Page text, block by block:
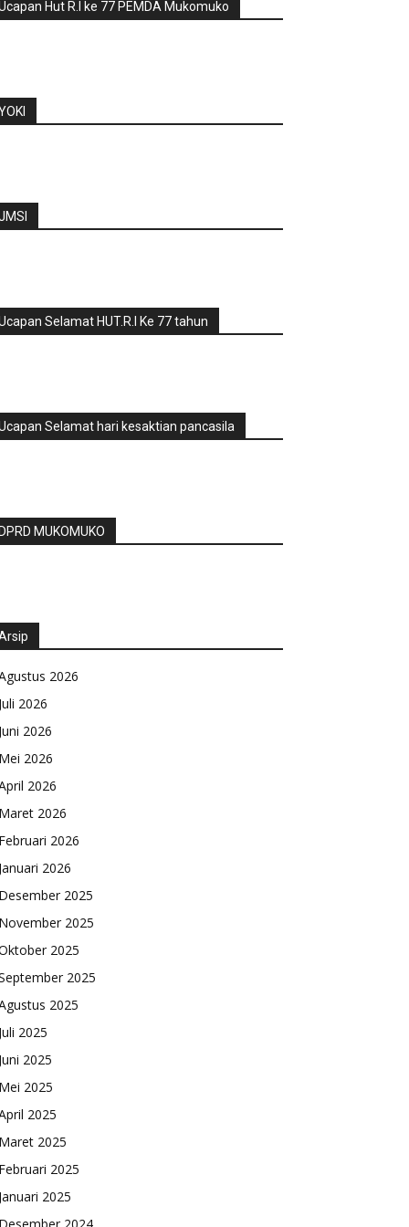
Hut R.I ke 77 PEMDA Mukomuko
Selamat HUT.R.I Ke 77 tahun
Selamat hari kesaktian pancasila
DPRD MUKOMUKO
2026
Juli 2026
Juni 2026
Mei 2026
2026
Maret 2026
Februari 2026
Januari 2026
Desember 2025
November 2025
2025
2025
2025
Juli 2025
Juni 2025
Mei 2025
2025
Maret 2025
Februari 2025
Januari 2025